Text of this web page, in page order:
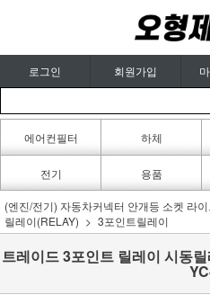
로그인 회원가입
에어컨필터
카페인트
하체
전기 용품
(엔진/전기) 자동차커넥터 안개등 소켓 라
릴레이(RELAY)
3포인트릴레이
트레이드 3포인트 릴레이 시동